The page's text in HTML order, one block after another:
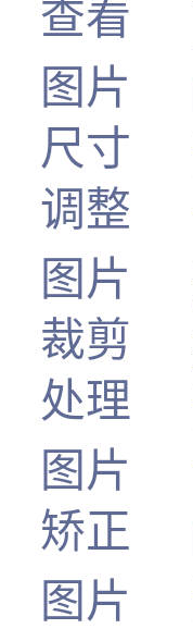
查看
图片
尺寸
调整
图片
裁剪
处理
图片
矫正
图片